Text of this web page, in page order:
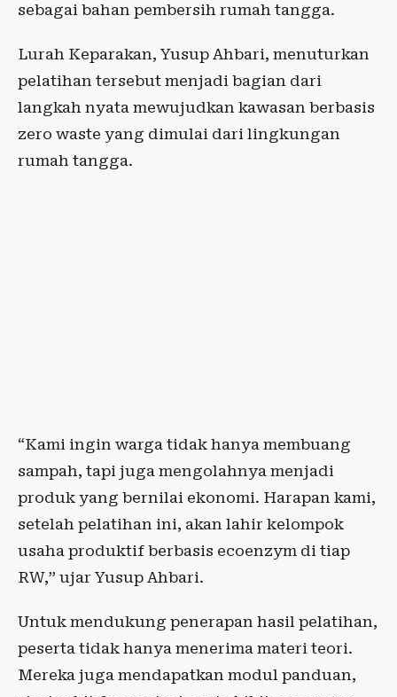
sebagai bahan pembersih rumah tangga.
Lurah Keparakan, Yusup Ahbari, menuturkan
pelatihan tersebut menjadi bagian dari
langkah nyata mewujudkan kawasan berbasis
zero waste yang dimulai dari lingkungan
rumah tangga.
“Kami ingin warga tidak hanya membuang
sampah, tapi juga mengolahnya menjadi
produk yang bernilai ekonomi. Harapan kami,
setelah pelatihan ini, akan lahir kelompok
usaha produktif berbasis ecoenzym di tiap
RW,” ujar Yusup Ahbari.
Untuk mendukung penerapan hasil pelatihan,
peserta tidak hanya menerima materi teori.
Mereka juga mendapatkan modul panduan,